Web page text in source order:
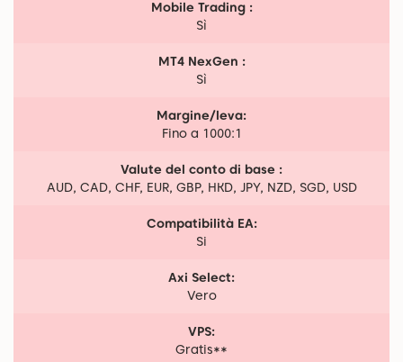
Mobile Trading :
Sì
MT4 NexGen :
Sì
Margine/leva:
Fino a 1000:1
Valute del conto di base :
AUD, CAD, CHF, EUR, GBP, HKD, JPY, NZD, SGD, USD
Compatibilità EA:
Si
Axi Select:
Vero
VPS:
Gratis**